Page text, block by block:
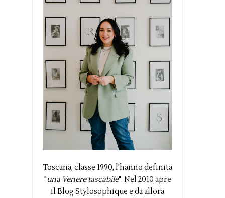
Toscana, classe 1990, l'hanno definita
"una Venere tascabile". Nel 2010 apre
il Blog Stylosophique e da allora